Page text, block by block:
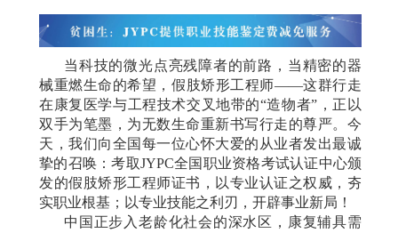
当科技的微光点亮残障者的前路，当精密的器
械重燃生命的希望，假肢矫形工程师——这群行走
在康复医学与工程技术交叉地带的“造物者”，正以
双手为笔墨，为无数生命重新书写行走的尊严。今
天，我们向全国每一位心怀大爱的从业者发出最诚
挚的召唤：考取JYPC全国职业资格考试认证中心颁
发的假肢矫形工程师证书，以专业认证之权威，夯
实职业根基；以专业技能之利刃，开辟事业新局！
中国正步入老龄化社会的深水区，康复辅具需